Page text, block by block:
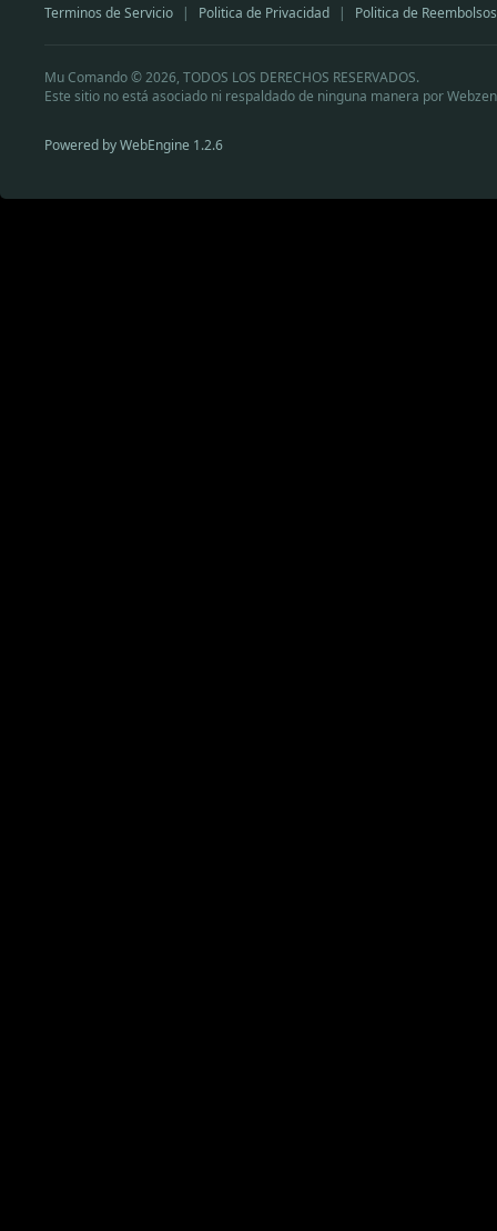
Terminos de Servicio | Politica de Privacidad | Politica de Reembolsos
Mu Comando © 2026, TODOS LOS DERECHOS RESERVADOS.
Este sitio no está asociado ni respaldado de ninguna manera por
Powered by WebEngine 1.2.6